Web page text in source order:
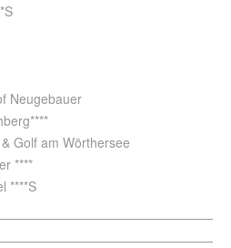
Neugebauer
Golf am Wörthersee
****
****S